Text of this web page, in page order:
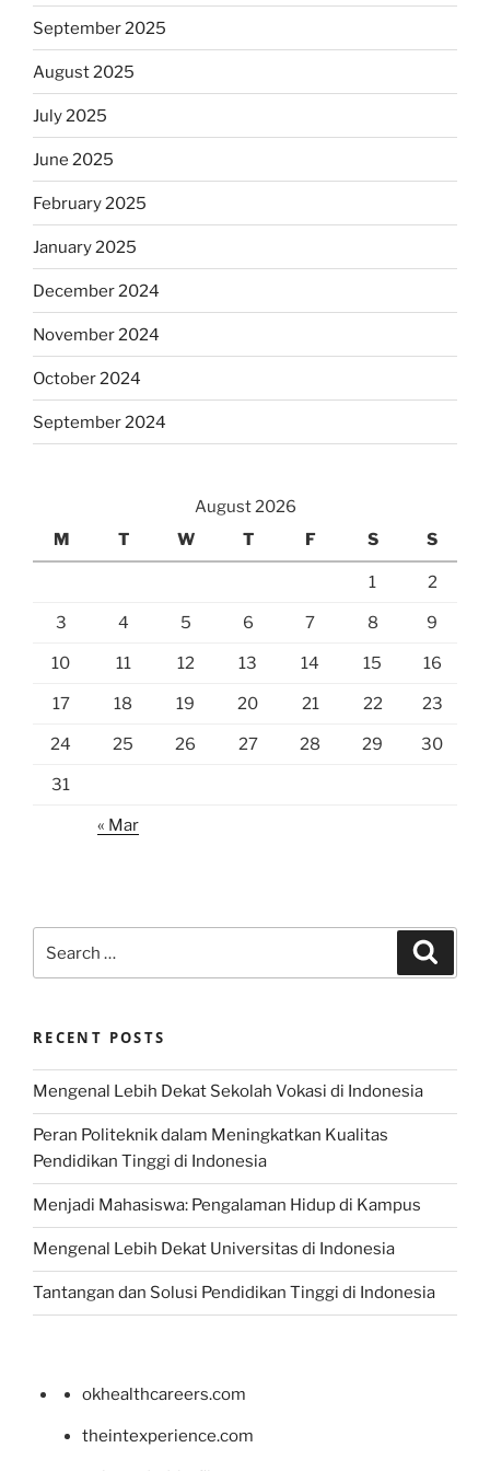
September 2025
August 2025
July 2025
June 2025
February 2025
January 2025
December 2024
November 2024
October 2024
September 2024
August 2026
M
T W T F S S
1 2
3 4 5 6 7 8 9
10 11 12 13 14 15 16
17 18 19 20 21 22 23
24 25 26 27 28 29 30
31
« Mar
for:
RECENT POSTS
Mengenal Lebih Dekat Sekolah Vokasi di Indonesia
Peran Politeknik dalam Meningkatkan Kualitas
Pendidikan Tinggi di Indonesia
Menjadi Mahasiswa: Pengalaman Hidup di Kampus
Mengenal Lebih Dekat Universitas di Indonesia
Tantangan dan Solusi Pendidikan Tinggi di Indonesia
okhealthcareers.com
theintexperience.com